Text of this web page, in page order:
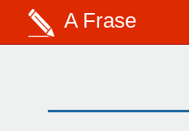
A Frase